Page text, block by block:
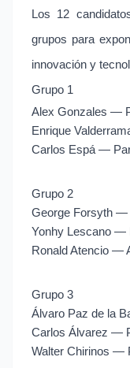
Los 12
grupos para
innovación y
Grupo 1
Alex Gonzales —
Enrique
Carlos Espá —
Grupo 2
George Forsyth —
Yonhy Lescano —
Ronald Atencio —
Grupo 3
Álvaro Paz de la
Carlos Álvarez —
Walter Chirinos —